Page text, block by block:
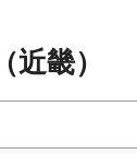
畿）